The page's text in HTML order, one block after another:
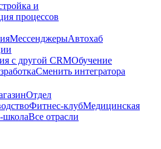
и
процессов
МессенджерыАвтохаб
с другой CRMОбучение
Сменить интегратора
Отдел
Фитнес-клубМедицинская
Все отрасли